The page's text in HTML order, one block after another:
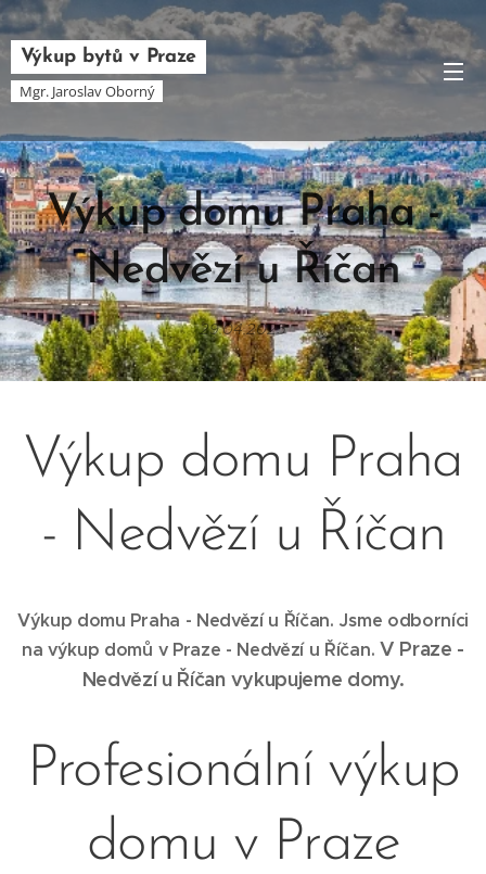
Výkup bytů v Praze
Mgr. Jaroslav Oborný
Výkup domu Praha -
Nedvězí u Říčan
29.04.2025
Výkup domu Praha
- Nedvězí u Říčan
Výkup domu Praha - Nedvězí u Říčan. Jsme odborníci
na výkup domů v Praze - Nedvězí u Říčan. V Praze -
Nedvězí u Říčan vykupujeme domy.
Profesionální výkup
domu v Praze